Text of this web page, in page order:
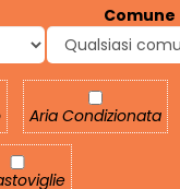
Comune
Aria Condizionata
Aria Condizionata